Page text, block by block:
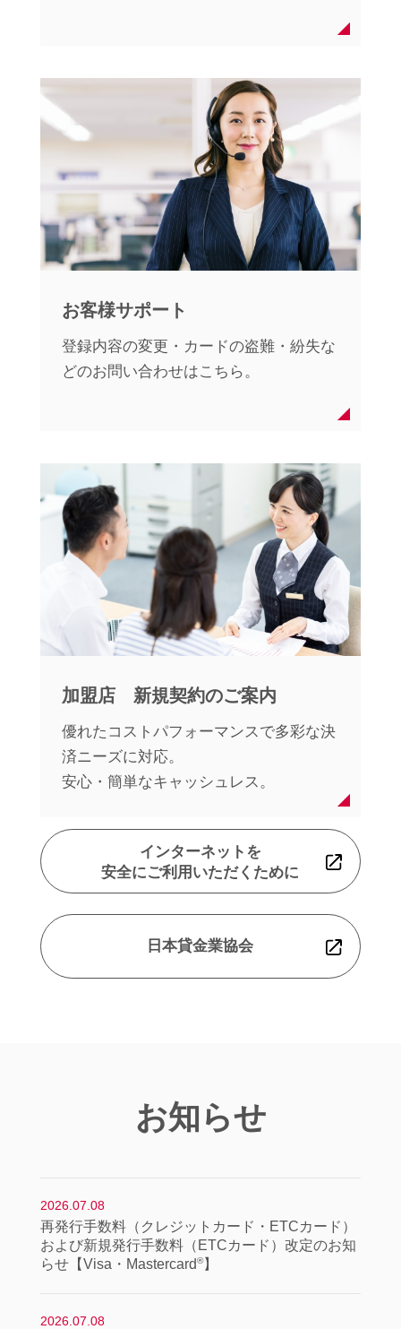
お客様サポート
登録内容の変更・カードの盗難・紛失な
どのお問い合わせはこちら。
加盟店 新規契約のご案内
優れたコストパフォーマンスで多彩な決
済ニーズに対応。
安心・簡単なキャッシュレス。
インターネットを
安全にご利用いただくために
日本貸金業協会
お知らせ
2026.07.08
再発行手数料（クレジットカード・ETCカード）
および新規発行手数料（ETCカード）改定のお知
らせ【Visa・Mastercard®】
2026.07.08